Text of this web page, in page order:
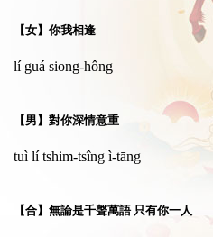
【女】你我相逢
lí guá siong-hông
【男】對你深情意重
tuì lí tshim-tsîng ì-tāng
【合】無論是千聲萬語 只有你一人